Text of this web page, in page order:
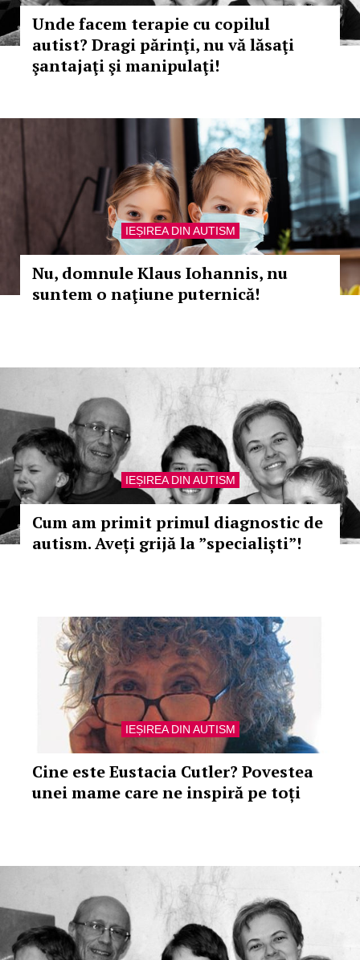
Unde facem terapie cu copilul
autist? Dragi părinţi, nu vă lăsaţi
şantajaţi şi manipulaţi!
IEȘIREA DIN AUTISM
Nu, domnule Klaus Iohannis, nu
suntem o naţiune puternică!
IEȘIREA DIN AUTISM
Cum am primit primul diagnostic de
autism. Aveți grijă la ”specialiști”!
IEȘIREA DIN AUTISM
Cine este Eustacia Cutler? Povestea
unei mame care ne inspiră pe toți